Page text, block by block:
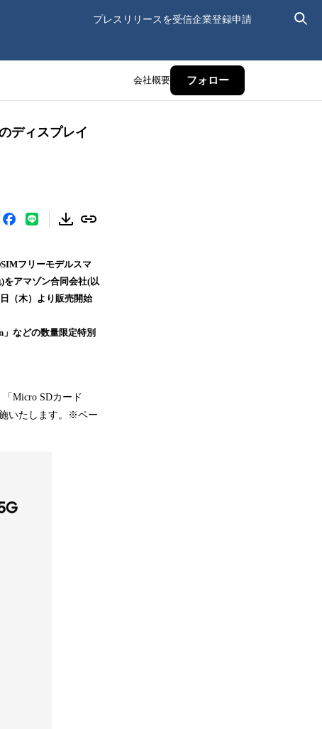
プレスリリースを受信企業登録申請
会社概要 フォロー
ディスプレイ
フリーモデルスマ
をアマゾン合同会社(以
（木）より販売開始
などの数量限定特別
Micro SDカード
いたします。※ペー